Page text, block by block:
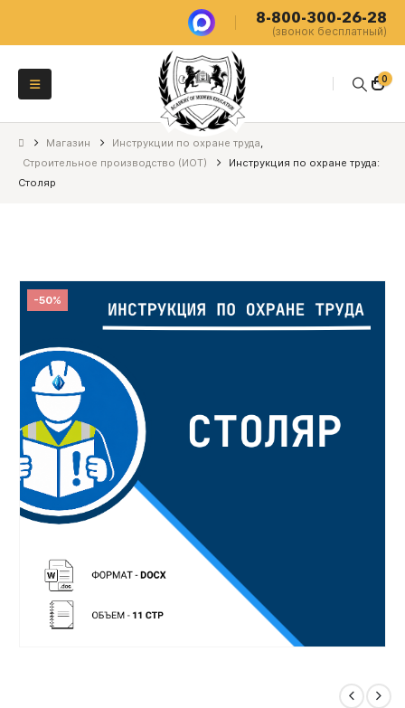
8-800-300-26-28
(звонок бесплатный)
0
Магазин Инструкции по охране труда,
Строительное производство (ИОТ)
Инструкция по охране труда:
Столяр
-50%